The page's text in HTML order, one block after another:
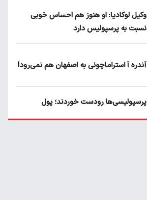
وکیل لوکادیا: او هنوز هم احساس خوبی
نسبت به پرسپولیس دارد
آندره آ استراماچونی به اصفهان هم نمی‌رود!
پرسپولیسی‌ها رودست خوردند؛ پول